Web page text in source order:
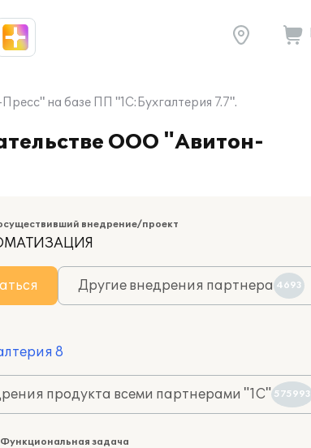
на базе ПП "1С:Бухгалтерия 7.7".
ООО "Авитон-
внедрение/проект
Другие внедрения партнера 4693
8
продукта всеми партнерами "1С" 575993
задача